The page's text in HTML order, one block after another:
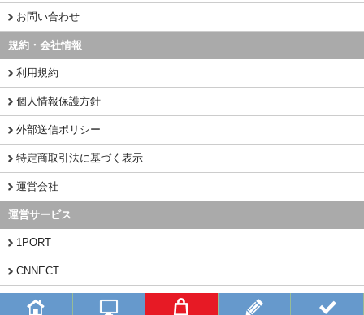
お問い合わせ
規約・会社情報
利用規約
個人情報保護方針
外部送信ポリシー
特定商取引法に基づく表示
運営会社
運営サービス
1PORT
CNNECT
CHINAMART